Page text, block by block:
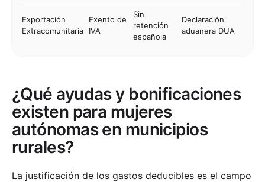
Exportación
Extracomunitaria
Exento de
IVA
Sin
retención
española
Declaración
aduanera DUA
¿Qué ayudas y bonificaciones
existen para mujeres
autónomas en municipios
rurales?
La justificación de los gastos deducibles es el campo